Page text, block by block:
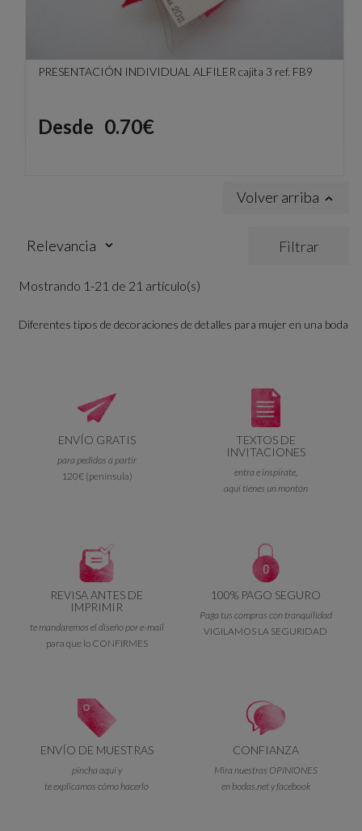
PRESENTACIÓN INDIVIDUAL ALFILER cajita 3 ref. FB9
Precio
Desde 0.70€
Volver arriba 
Relevancia keyboard_arrow_down Filtrar
Mostrando 1-21 de 21 artículo(s)
Diferentes tipos de decoraciones de detalles para mujer en una boda
ENVÍO GRATIS
para pedidos a partir
120€ (península)
TEXTOS DE
INVITACIONES
entra e inspírate,
aquí tienes un montón
REVISA ANTES DE
IMPRIMIR
te mandaremos el diseño por e-mail
para que lo CONFIRMES
100% PAGO SEGURO
Paga tus compras con tranquilidad
VIGILAMOS LA SEGURIDAD
ENVÍO DE MUESTRAS
pincha aquí y
te explicamos cómo hacerlo
CONFIANZA
Mira nuestras OPINIONES
en bodas.net y facebook